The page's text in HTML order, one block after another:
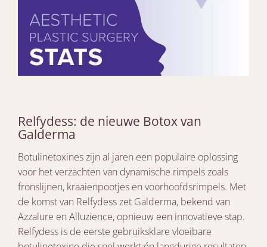
Relfydess: de nieuwe Botox van
Galderma
Botulinetoxines zijn al jaren een populaire oplossing
voor het verzachten van dynamische rimpels zoals
fronslijnen, kraaienpootjes en voorhoofdsrimpels. Met
de komst van Relfydess zet Galderma, bekend van
Azzalure en Alluzience, opnieuw een innovatieve stap.
Relfydess is de eerste gebruiksklare vloeibare